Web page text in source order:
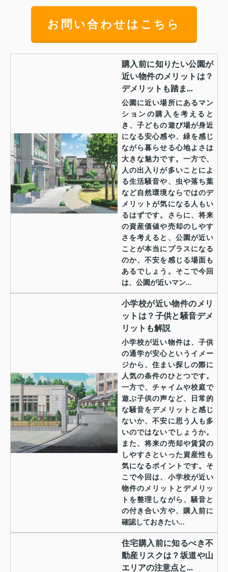
お問い合わせはこちら
購入前に知りたい公園が
近い物件のメリットは？
デメリットも踏ま...
公園に近い場所にあるマン
ションの購入を考えると
き、子どもの遊び場が身近
になる安心感や、緑を感じ
ながら暮らせる心地よさは
大きな魅力です。一方で、
人の出入りが多いことによ
る生活騒音や、虫や落ち葉
など自然環境ならではのデ
メリットが気になる人もい
るはずです。さらに、将来
の資産価値や売却のしやす
さを考えると、公園が近い
ことが本当にプラスになる
のか、不安を感じる場面も
あるでしょう。そこで今回
は、公園が近いマン...
小学校が近い物件のメリ
ットは？子供と騒音デメ
リットも解説
小学校が近い物件は、子供
の通学が安心というイメー
ジから、住まい探しの際に
人気の条件のひとつです。
一方で、チャイムや校庭で
遊ぶ子供の声など、日常的
な騒音をデメリットと感じ
ないか、不安に思う人も多
いのではないでしょうか。
また、将来の売却や賃貸の
しやすさといった資産性も
気になるポイントです。そ
こで今回は、小学校が近い
物件のメリットとデメリッ
トを整理しながら、騒音と
の付き合い方や、購入前に
確認しておきたい...
住宅購入前に知るべき不
動産リスクは？坂道や山
エリアの注意点と...